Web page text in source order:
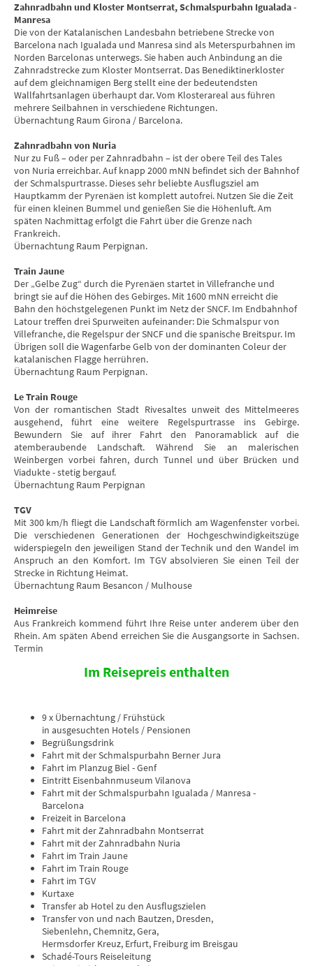
Zahnradbahn und Kloster Montserrat, Schmalspurbahn Igualada -
Manresa
Die von der Katalanischen Landesbahn betriebene Strecke von
Barcelona nach Igualada und Manresa sind als Meterspurbahnen im
Norden Barcelonas unterwegs. Sie haben auch Anbindung an die
Zahnradstrecke zum Kloster Montserrat. Das Benediktinerkloster
auf dem gleichnamigen Berg stellt eine der bedeutendsten
Wallfahrtsanlagen überhaupt dar. Vom Klosterareal aus führen
mehrere Seilbahnen in verschiedene Richtungen.
Übernachtung Raum Girona / Barcelona.
Zahnradbahn von Nuria
Nur zu Fuß – oder per Zahnradbahn – ist der obere Teil des Tales
von Nuria erreichbar. Auf knapp 2000 mNN befindet sich der Bahnhof
der Schmalspurtrasse. Dieses sehr beliebte Ausflugsziel am
Hauptkamm der Pyrenäen ist komplett autofrei. Nutzen Sie die Zeit
für einen kleinen Bummel und genießen Sie die Höhenluft. Am
späten Nachmittag erfolgt die Fahrt über die Grenze nach
Frankreich.
Übernachtung Raum Perpignan.
Train Jaune
Der „Gelbe Zug“ durch die Pyrenäen startet in Villefranche und
bringt sie auf die Höhen des Gebirges. Mit 1600 mNN erreicht die
Bahn den höchstgelegenen Punkt im Netz der SNCF. Im Endbahnhof
Latour treffen drei Spurweiten aufeinander: Die Schmalspur von
Villefranche, die Regelspur der SNCF und die spanische Breitspur. Im
Übrigen soll die Wagenfarbe Gelb von der dominanten Coleur der
katalanischen Flagge herrühren.
Übernachtung Raum Perpignan.
Le Train Rouge
Von der romantischen Stadt Rivesaltes unweit des Mittelmeeres
ausgehend, führt eine weitere Regelspurtrasse ins Gebirge.
Bewundern Sie auf ihrer Fahrt den Panoramablick auf die
atemberaubende Landschaft. Während Sie an malerischen
Weinbergen vorbei fahren, durch Tunnel und über Brücken und
Viadukte - stetig bergauf.
Übernachtung Raum Perpignan
TGV
Mit 300 km/h fliegt die Landschaft förmlich am Wagenfenster vorbei.
Die verschiedenen Generationen der Hochgeschwindigkeitszüge
widerspiegeln den jeweiligen Stand der Technik und den Wandel im
Anspruch an den Komfort. Im TGV absolvieren Sie einen Teil der
Strecke in Richtung Heimat.
Übernachtung Raum Besancon / Mulhouse
Heimreise
Aus Frankreich kommend führt Ihre Reise unter anderem über den
Rhein. Am späten Abend erreichen Sie die Ausgangsorte in Sachsen.
Termin
Im Reisepreis enthalten
9 x Übernachtung / Frühstück
in ausgesuchten Hotels / Pensionen
Begrüßungsdrink
Fahrt mit der Schmalspurbahn Berner Jura
Fahrt im Planzug Biel - Genf
Eintritt Eisenbahnmuseum Vilanova
Fahrt mit der Schmalspurbahn Igualada / Manresa -
Barcelona
Freizeit in Barcelona
Fahrt mit der Zahnradbahn Montserrat
Fahrt mit der Zahnradbahn Nuria
Fahrt im Train Jaune
Fahrt im Train Rouge
Fahrt im TGV
Kurtaxe
Transfer ab Hotel zu den Ausflugszielen
Transfer von und nach Bautzen, Dresden,
Siebenlehn, Chemnitz, Gera,
Hermsdorfer Kreuz, Erfurt, Freiburg im Breisgau
Schadé-Tours Reiseleitung